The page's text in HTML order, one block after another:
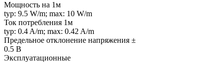
Мощность на 1м
typ: 9.5 W/m; max: 10 W/m
Ток потребления 1м
typ: 0.4 A/m; max: 0.42 A/m
Предельное отклонение напряжения ±
0.5 В
Эксплуатационные